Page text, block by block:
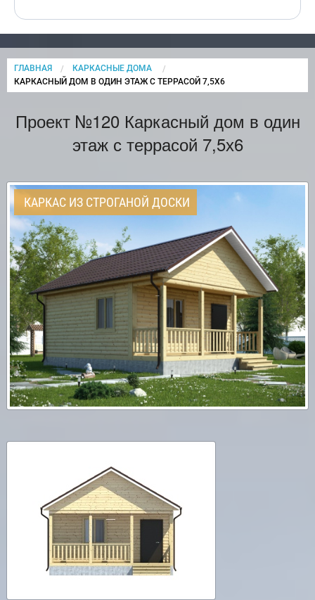
ГЛАВНАЯ
КАРКАСНЫЕ ДОМА
CURRENT:
КАРКАСНЫЙ ДОМ В ОДИН ЭТАЖ С ТЕРРАСОЙ 7,5Х6
Проект №120 Каркасный дом в один
этаж с террасой 7,5х6
КАРКАС ИЗ СТРОГАНОЙ ДОСКИ